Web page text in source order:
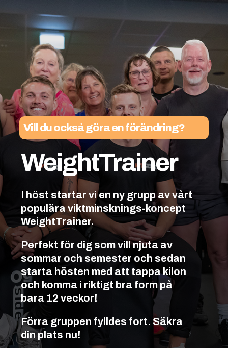
Vill du också göra en förändring?
WeightTrainer
I höst startar vi en ny grupp av vårt
populära viktminsknings-koncept
WeightTrainer.
Perfekt för dig som vill njuta av
sommar och semester och sedan
starta hösten med att tappa kilon
och komma i riktigt bra form på
bara 12 veckor!
Förra gruppen fylldes fort. Säkra
din plats nu!